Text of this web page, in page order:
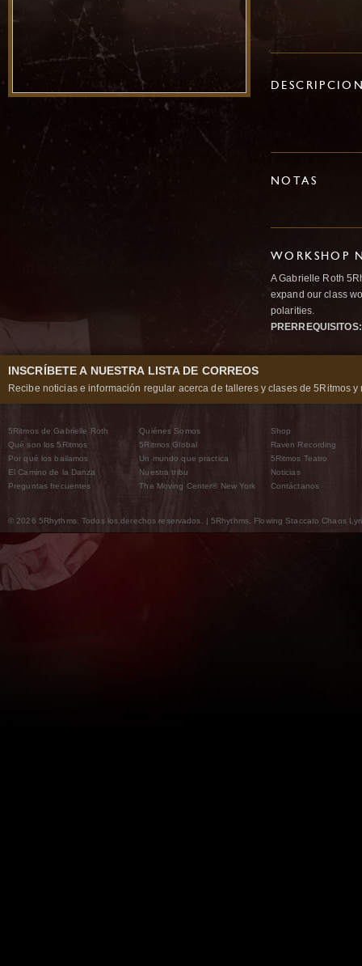
NOTAS
WORKSHOP
A Gabrielle Roth
expand our class
polarities.
PRERREQUISITOS:
INSCRÍBETE A NUESTRA LISTA DE CORREOS
Recibe noticias e información regular acerca de talleres y clases de 5Ritmos y
5Ritmos de Gabrielle Roth
Qué son los 5Ritmos
Por qué los bailamos
El Camino de la Danza
Preguntas frecuentes
Quiénes Somos
5Ritmos Global
Un mundo que practica
Nuestra tribu
The Moving Center® New York
Shop
Raven Recording
5Ritmos Teatro
Noticias
Contáctanos
© 2026 5Rhythms. Todos los derechos reservados. | 5Rhythms, Flowing Staccato Chaos